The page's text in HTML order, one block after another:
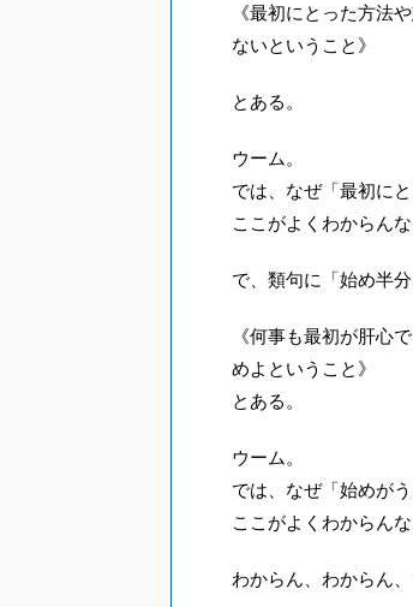
《最初にとった方法
ないということ》
とある。
ウーム。
では、なぜ「最初に
ここがよくわからんな
で、類句に「始め半
《何事も最初が肝心
めよということ》
とある。
ウーム。
では、なぜ「始めが
ここがよくわからんな
わからん、わからん